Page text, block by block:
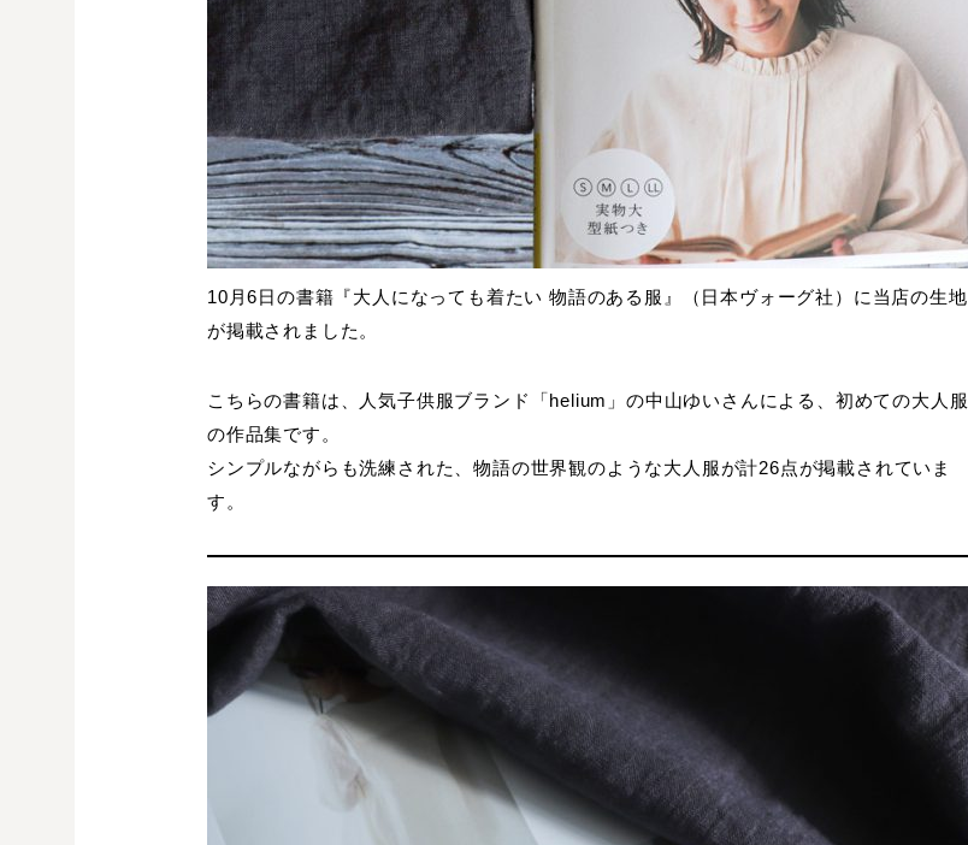
10月6日の書籍『大人になっても着たい 物語のある服』（日本ヴォーグ社）に当店の生地
が掲載されました。
こちらの書籍は、人気子供服ブランド「helium」の中山ゆいさんによる、初めての大人服
の作品集です。
シンプルながらも洗練された、物語の世界観のような大人服が計26点が掲載されていま
す。